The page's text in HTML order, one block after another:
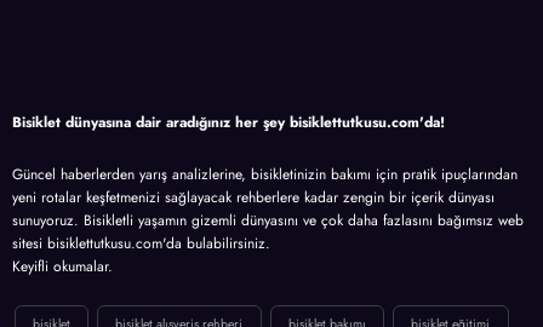
yeni rotalar keşfetmenizi sağlayacak rehberlere kadar zengin bir içerik dünyası
sunuyoruz. Bisikletli yaşamın gizemli dünyasını ve çok daha fazlasını bağımsız web
sitesi bisiklettutkusu.com'da bulabilirsiniz.
Keyifli okumalar.